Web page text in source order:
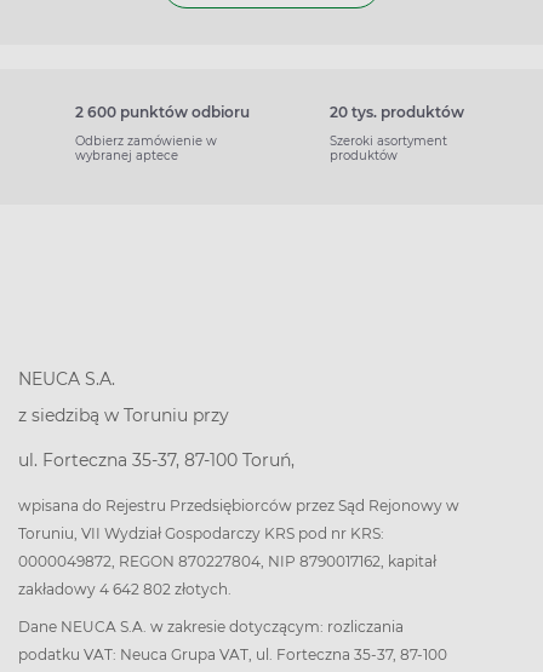
2 600 punktów odbioru
Odbierz zamówienie w
wybranej aptece
20 tys. produktów
Szeroki asortyment
produktów
NEUCA S.A.
z siedzibą w Toruniu przy
ul. Forteczna 35-37, 87-100 Toruń,
wpisana do Rejestru Przedsiębiorców przez Sąd Rejonowy w
Toruniu, VII Wydział Gospodarczy KRS pod nr KRS:
0000049872, REGON 870227804, NIP 8790017162, kapitał
zakładowy 4 642 802 złotych.
Dane NEUCA S.A. w zakresie dotyczącym: rozliczania
podatku VAT: Neuca Grupa VAT, ul. Forteczna 35-37, 87-100